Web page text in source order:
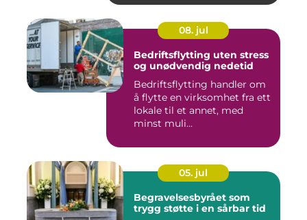
08. jul
Bedriftsflytting uten stress
og unødvendig nedetid
Bedriftsflytting handler om
å flytte en virksomhet fra ett
lokale til et annet, med
minst muli...
05. jul
Begravelsesbyrået som
trygg støtte i en sårbar tid